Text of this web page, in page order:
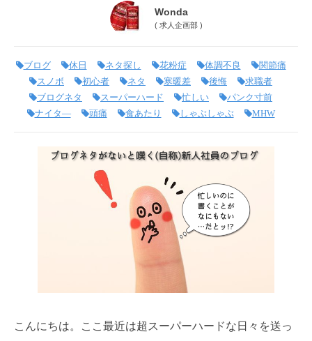
Wonda
( 求人企画部)
ブログ 休日 ネタ探し 花粉症 体調不良
関節痛
スノボ
初心者 ネタ 寒暖差 後悔
求職者
ブログネタ
スーパーハード 忙しい
パンク寸前
ナイタ―
頭痛 食あたり しゃぶしゃぶ MHW
こんにちは。ここ最近は超スーパーハードな日々を送っ